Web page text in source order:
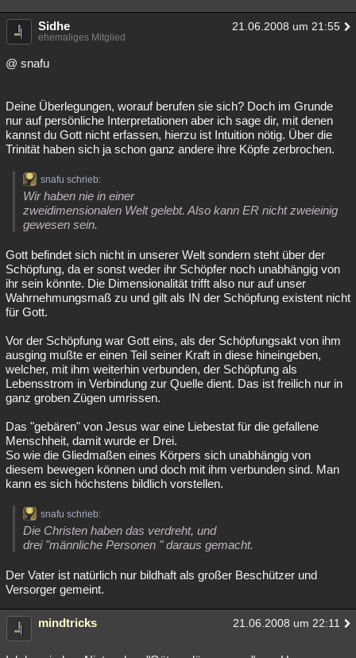
Sidhe 21.06.2008 um 21:55
ehemaliges Mitglied
@ snafu
Deine Überlegungen, worauf berufen sie sich? Doch im Grunde
nur auf persönliche Interpretationen aber ich sage dir, mit denen
kannst du Gott nicht erfassen, hierzu ist Intuition nötig. Über die
Trinität haben sich ja schon ganz andere ihre Köpfe zerbrochen.
snafu schrieb:
Wir haben nie in einer
zweidimensionalen Welt gelebt. Also kann ER nicht zweieinig
gewesen sein.
Gott befindet sich nicht in unserer Welt sondern steht über der
Schöpfung, da er sonst weder ihr Schöpfer noch unabhängig von
ihr sein könnte. Die Dimensionalität trifft also nur auf unser
Wahrnehmungsmaß zu und gilt als IN der Schöpfung existent nicht
für Gott.
Vor der Schöpfung war Gott eins, als der Schöpfungsakt von ihm
ausging mußte er einen Teil seiner Kraft in diese hineingeben,
welcher, mit ihm weiterhin verbunden, der Schöpfung als
Lebensstrom in Verbindung zur Quelle dient. Das ist freilich nur in
ganz groben Zügen umrissen.
Das "gebären" von Jesus war eine Liebestat für die gefallene
Menschheit, damit wurde er Drei.
So wie die Gliedmaßen eines Körpers sich unabhängig von
diesem bewegen können und doch mit ihm verbunden sind. Man
kann es sich höchstens bildlich vorstellen.
snafu schrieb:
Die Christen haben das verdreht, und
drei "männliche Personen " daraus gemacht.
Der Vater ist natürlich nur bildhaft als großer Beschützer und
Versorger gemeint.
mindtricks 21.06.2008 um 22:11